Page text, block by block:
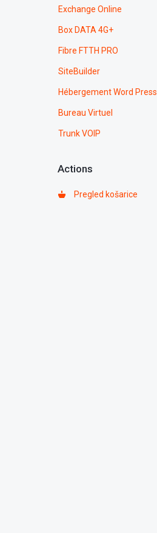
Exchange Online
Box DATA 4G+
Fibre FTTH PRO
SiteBuilder
Hébergement Word Press
Bureau Virtuel
Trunk VOIP
Actions
Pregled košarice